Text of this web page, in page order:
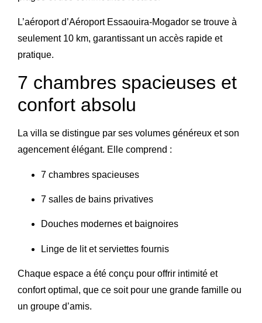
L’aéroport d’Aéroport Essaouira-Mogador se trouve à
seulement 10 km, garantissant un accès rapide et
pratique.
7 chambres spacieuses et
confort absolu
La villa se distingue par ses volumes généreux et son
agencement élégant. Elle comprend :
7 chambres spacieuses
7 salles de bains privatives
Douches modernes et baignoires
Linge de lit et serviettes fournis
Chaque espace a été conçu pour offrir intimité et
confort optimal, que ce soit pour une grande famille ou
un groupe d’amis.